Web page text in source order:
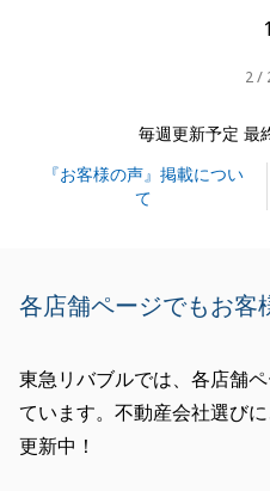
閉
1
2 /
毎週更新予定 最
『お客様の声』掲載につい
て
各店舗ページでもお客
東急リバブルでは、各店舗
ています。不動産会社選び
更新中！